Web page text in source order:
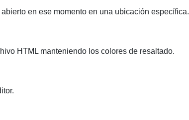
en ese momento en una ubicación específica.
HTML manteniendo los colores de resaltado.